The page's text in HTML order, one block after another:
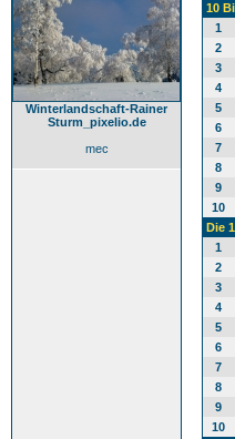
Winterlandschaft-Rainer
Sturm_pixelio.de
mec
10
1
2
3
4
5
6
7
8
9
10
Die
1
2
3
4
5
6
7
8
9
10